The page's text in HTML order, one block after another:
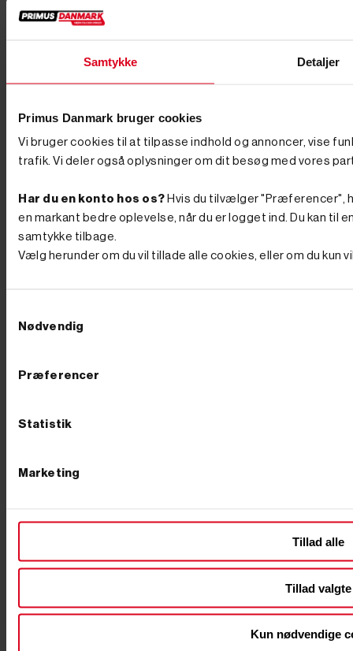
Samtykke Detaljer
Primus Danmark bruger cookies
Vi bruger cookies til at tilpasse indhold og annoncer, vise
trafik. Vi deler også oplysninger om dit besøg med vores
Har du en konto hos os? Hvis du tilvælger "Præferencer",
en markant bedre oplevelse, når du er logget ind. Du kan
samtykke tilbage.
Vælg herunder om du vil tillade alle cookies, eller om du kun
Nødvendig
Præferencer
Statistik
Marketing
Tillad alle
Tillad valgte
Kun nødvendige
drivkraft og udstyr. Mindre modeller fås til en
du for vægt, motorkraft og det udstyr, der følger med.
løst bagefter. Er du i tvivl, så ring – vi sammensætter
budgettet. Køb din minigraver hos Primus Danmark Vi
ved, at en minigraver er en stor beslutning, og derfor
det store udvalg af udstyr med egne øjne. Bestiller du
på hverdage før kl. 12.00, pakker og sender vi som
udgangspunkt samme dag, så du ikke skal vente på at
76 62 00 36 og få hjælp til at vælge den rigtige
kroner for de største, fuldt udstyrede maskiner. Du
afhænger af opgaven. Skal du grave i egen have, kan
professionelt, får du brug for en maskine på larvebånd
fra omkring 1 ton, og de fleste opgaver løses fint med
hvor langt gravearmen er strakt ud. Når armen er tæt
arbejde uden udstødning, og benzin til de mindre,
fleksible opgaver. Du kan sammenligne de tre
drivkrafttyper i hver sin kategori her på siden. Hvordan
transporterer jeg en minigraver? De fleste minigravere
du selv kan køre maskinen ud til opgaven. Vælg en
trailer med tilstrækkelig totalvægt og en god